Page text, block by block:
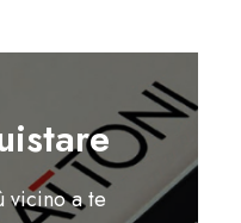
vicino a te